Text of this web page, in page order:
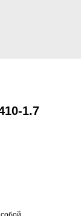
1.7